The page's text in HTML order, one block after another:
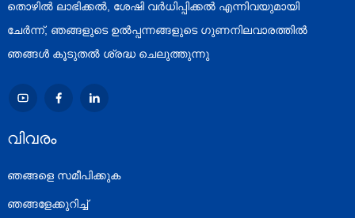
തൊഴിൽ ലാഭിക്കൽ, ശേഷി വർധിപ്പിക്കൽ എന്നിവയുമായി
ചേർന്ന്, ഞങ്ങളുടെ ഉൽപ്പന്നങ്ങളുടെ ഗുണനിലവാരത്തിൽ
ഞങ്ങൾ കൂടുതൽ ശ്രദ്ധ ചെലുത്തുന്നു
വിവരം
ഞങ്ങളെ സമീപിക്കുക
ഞങ്ങളേക്കുറിച്ച്